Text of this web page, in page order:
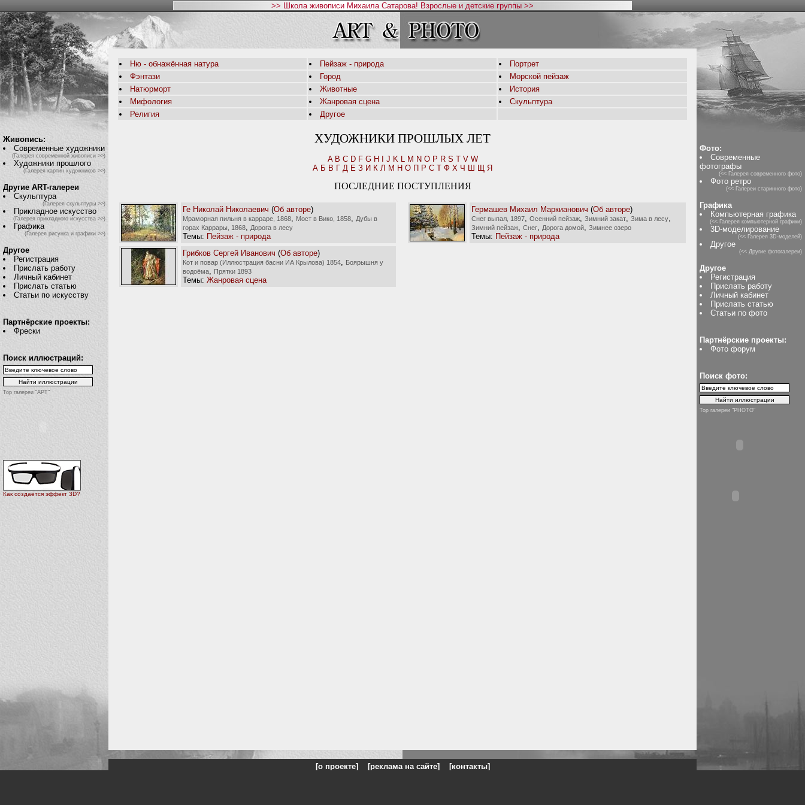
>> Школа живописи Михаила Сатарова! Взрослые и детские группы >>
Живопись:
Современные художники
(Галерея современной живописи >>)
Художники прошлого
(Галерея картин художников >>)
Другие ART-галереи
Скульптура
(Галерея скульптуры >>)
Прикладное искусство
(Галерея прикладного искусства >>)
Графика
(Галерея рисунка и графики >>)
Другое
Регистрация
Прислать работу
Личный кабинет
Прислать статью
Статьи по искусству
Партнёрские проекты:
Фрески
Поиск иллюстраций:
Top галереи "АРТ"
Как создаётся эффект 3D?
Ню - обнажённая натура Пейзаж - природа
Портрет
Фэнтази
Город
Морской пейзаж
Натюрморт
Животные
История
Мифология
Жанровая сцена
Скульптура
Религия
Другое
ХУДОЖНИКИ ПРОШЛЫХ ЛЕТ
A B C D F G H J K L M N O P R S T V W
А Б В Г Д Е З И К Л М Н О П Р С Т Ф Х Ч Ш Щ Я
ПОСЛЕДНИЕ ПОСТУПЛЕНИЯ
Ге Николай Николаевич (Об авторе)
Мраморная пильня в карраре, 1868 Мост в Вико, 1858
Дубы в
горах Каррары, 1868
Дорога в лесу
Темы: Пейзаж - природа
Гермашев Михаил Маркианович (Об авторе)
Снег выпал, 1897 Осенний пейзаж Зимний закат Зима в лесу
Зимний пейзаж Снег Дорога домой Зимнее озеро
Темы: Пейзаж - природа
Грибков Сергей Иванович (Об авторе)
Кот и повар (Иллюстрация басни ИА Крылова) 1854
Боярышня у
водоёма
Прятки 1893
Темы: Жанровая сцена
Фото:
Современные
фотографы
(<< Галерея современного фото)
Фото ретро
(<< Галереи старинного фото)
Графика
Компьютерная графика
(<< Галерея компьютерной графики)
3D-моделирование
(<< Галерея 3D-моделей)
Другое
(<< Другие фотогалереи)
Другое
Регистрация
Прислать работу
Личный кабинет
Прислать статью
Статьи по фото
Партнёрские проекты:
Фото форум
Поиск фото:
Top галереи "PHOTO"
[о проекте] [реклама на сайте] [контакты]